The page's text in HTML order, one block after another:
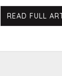
READ FULL